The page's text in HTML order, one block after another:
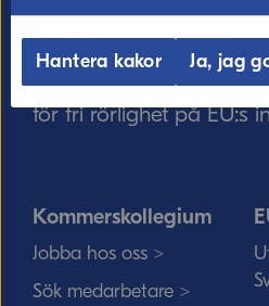
Skicka
Kommerskollegium –
för utrikeshandel, EU:s
handelspolitik. Vi verkar
för fri rörlighet på EU:s
Kommerskollegium
Jobba hos oss >
Sök medarbetare >
Hantera kakor Ja, jag